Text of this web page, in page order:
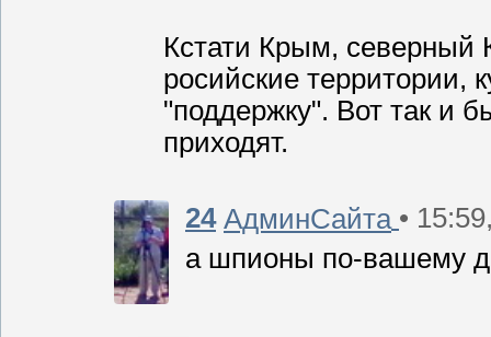
Кстати Крым, северный
росийские территории,
"поддержку". Вот так и
приходят.
24 АдминСайта •
а шпионы по-вашему